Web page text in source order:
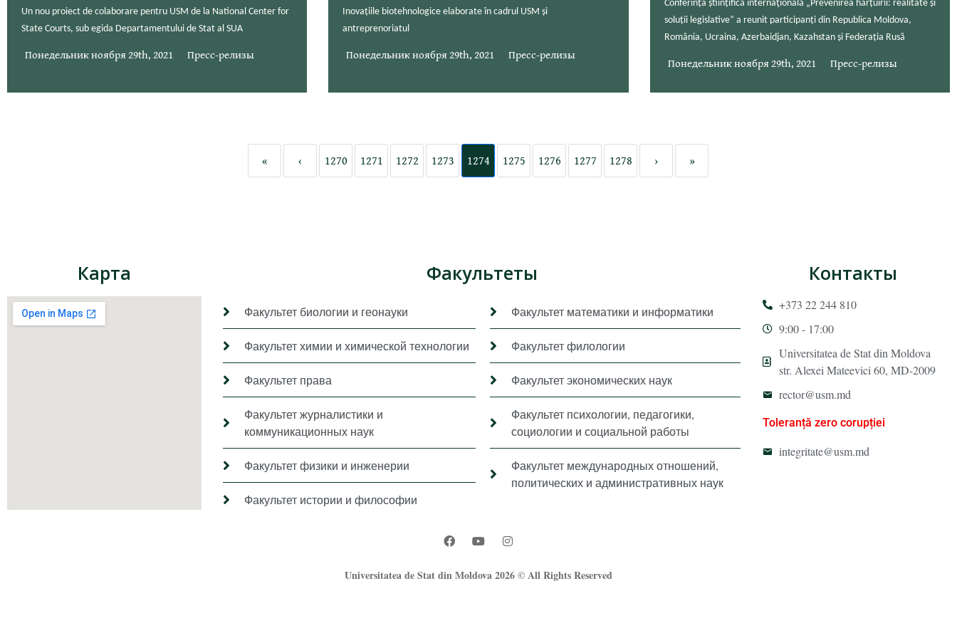
Un nou proiect de colaborare pentru USM de la National Center for
State Courts, sub egida Departamentului de Stat al SUA
Понедельник ноября 29th, 2021 Пресс-релизы
Inovațiile biotehnologice elaborate în cadrul USM și
antreprenoriatul
Понедельник ноября 29th, 2021 Пресс-релизы
Conferința științifică internaţională „Prevenirea hărțuirii: realitate și
soluții legislative” a reunit participanți din Republica Moldova,
România, Ucraina, Azerbaidjan, Kazahstan și Federația Rusă
Понедельник ноября 29th, 2021 Пресс-релизы
« ‹ 1270 1271 1272 1273 1274 1275 1276 1277 1278 › »
Карта Факультеты
Факультет биологии и геонауки
Факультет химии и химической технологии
Факультет права
Факультет журналистики и
коммуникационных наук
Факультет физики и инженерии
Факультет истории и философии
Факультет математики и информатики
Факультет филологии
Факультет экономических наук
Факультет психологии, педагогики,
социологии и социальной работы
Факультет международных отношений,
политических и административных наук
Контакты
+373 22 244 810
9:00 - 17:00
Universitatea de Stat din Moldova
str. Alexei Mateevici 60, MD-2009
rector@usm.md
Toleranță zero corupției
integritate@usm.md
Universitatea de Stat din Moldova 2026 © All Rights Reserved